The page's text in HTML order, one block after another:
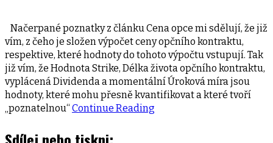
Načerpané poznatky z článku Cena opce mi sdělují, že již
vím, z čeho je složen výpočet ceny opčního kontraktu,
respektive, které hodnoty do tohoto výpočtu vstupují. Tak
již vím, že Hodnota Strike, Délka života opčního kontraktu,
vyplácená Dividenda a momentální Úroková míra jsou
hodnoty, které mohu přesně kvantifikovat a které tvoří
„poznatelnou“Continue Reading